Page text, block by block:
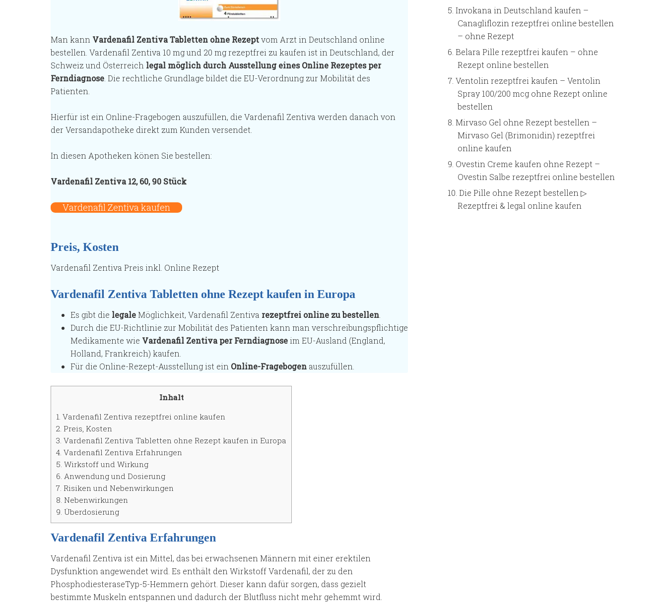
Man kann Vardenafil Zentiva Tabletten ohne Rezeptvom Arzt in Deutschland online
bestellen. Vardenafil Zentiva 10 mg und 20 mg rezeptfrei zu kaufen ist in Deutschland, der
Schweiz und Österreich legal möglich durch Ausstellung eines Online Rezeptes per
Ferndiagnose . Die rechtliche Grundlage bildet die EU-Verordnung zur Mobilität des
Patienten.
Hierfür ist ein Online-Fragebogen auszufüllen, die Vardenafil Zentiva werden danach von
der Versandapotheke direkt zum Kunden versendet.
In diesen Apotheken könen Sie bestellen:
Vardenafil Zentiva 12, 60, 90 Stück
Vardenafil Zentiva kaufen
Preis, Kosten
Vardenafil Zentiva Preis inkl. Online Rezept
Vardenafil Zentiva Tabletten ohne Rezept kaufen in Europa
Es gibt die legaleMöglichkeit, Vardenafil Zentiva rezeptfrei online zu bestellen
Durch die EU-Richtlinie zur Mobilität des Patienten kann man verschreibungspflichtige
Medikamente wie Vardenafil Zentiva per Ferndiagnoseim EU-Ausland (England,
Holland, Frankreich) kaufen.
Für die Online-Rezept-Ausstellung ist ein Online-Fragebogen auszufüllen.
Inhalt
1. Vardenafil Zentiva rezeptfrei online kaufen
2. Preis, Kosten
3. Vardenafil Zentiva Tabletten ohne Rezept kaufen in Europa
4. Vardenafil Zentiva Erfahrungen
5. Wirkstoff und Wirkung
6. Anwendung und Dosierung
7. Risiken und Nebenwirkungen
8. Nebenwirkungen
9. Überdosierung
Vardenafil Zentiva Erfahrungen
Vardenafil Zentiva ist ein Mittel, das bei erwachsenen Männern mit einer erektilen
Dysfunktion angewendet wird. Es enthält den Wirkstoff Vardenafil, der zu den
PhosphodiesteraseTyp-5-Hemmern gehört. Dieser kann dafür sorgen, dass gezielt
bestimmte Muskeln entspannen und dadurch der Blutfluss nicht mehr gehemmt wird.
Invokana in Deutschland kaufen –
Canagliflozin rezeptfrei online bestellen
– ohne Rezept
Belara Pille rezeptfrei kaufen – ohne
Rezept online bestellen
Ventolin rezeptfrei kaufen – Ventolin
Spray 100/200 mcg ohne Rezept online
bestellen
Mirvaso Gel ohne Rezept bestellen –
Mirvaso Gel (Brimonidin) rezeptfrei
online kaufen
Ovestin Creme kaufen ohne Rezept –
Ovestin Salbe rezeptfrei online bestellen
Die Pille ohne Rezept bestellen ▷
Rezeptfrei & legal online kaufen